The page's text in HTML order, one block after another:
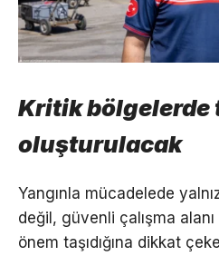
Kritik bölgelerde
oluşturulacak
Yangınla mücadelede
değil, güvenli çalışma
önem taşıdığına dikkat